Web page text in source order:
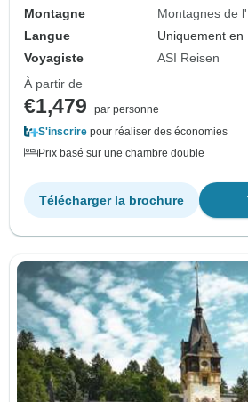
Montagne
Montagnes de
Langue
Uniquement en
Voyagiste
ASI Reisen
À partir de
€1,479
par personne
S'inscrire pour réaliser des économies
Prix basé sur une chambre double
Télécharger la brochure